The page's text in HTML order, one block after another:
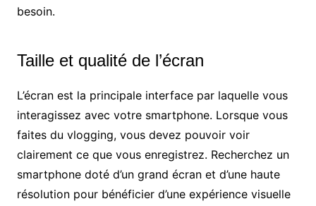
besoin.
Taille et qualité de l’écran
L’écran est la principale interface par laquelle vous
interagissez avec votre smartphone. Lorsque vous
faites du vlogging, vous devez pouvoir voir
clairement ce que vous enregistrez. Recherchez un
smartphone doté d’un grand écran et d’une haute
résolution pour bénéficier d’une expérience visuelle